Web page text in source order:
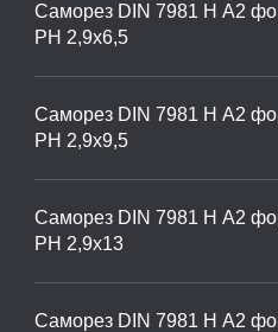
Саморез DIN 7981 H А2
PH 2,9х6,5
Саморез DIN 7981 H А2
PH 2,9х9,5
Саморез DIN 7981 H А2
PH 2,9х13
Саморез DIN 7981 H А2